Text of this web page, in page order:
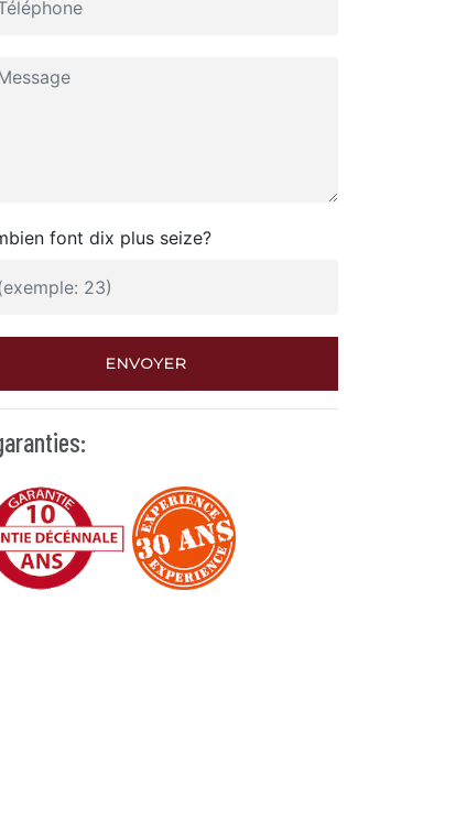
font dix plus seize?
ENVOYER